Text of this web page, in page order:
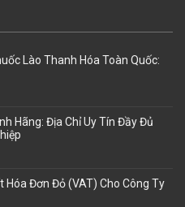
Lào Thanh Hóa Toàn Quốc:
Hãng: Địa Chỉ Uy Tín Đầy Đủ
Hóa Đơn Đỏ (VAT) Cho Công Ty